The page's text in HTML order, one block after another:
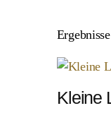
Kleine